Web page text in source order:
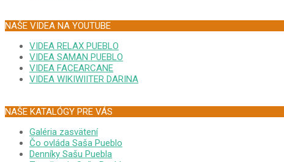
NAŠE VIDEA NA YOUTUBE
VIDEA RELAX PUEBLO
VIDEA SAMAN PUEBLO
VIDEA FACEARCANE
VIDEA WIKIWIITER DARINA
NAŠE KATALÓGY PRE VÁS
Galéria zasvätení
Čo ovláda Saša Pueblo
Denníky Sašu Puebla